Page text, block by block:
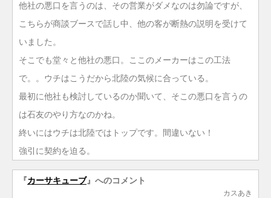
他社の悪口を言うのは、その営業がダメなのは勿論ですが、
こちらが商談ブースで話し中、他の客が断熱の説明を受けて
いました。
そこでも堂々と他社の悪口。ここのメーカーはこの工法
で。。ウチはこうだから北陸の気候に合っている。
最初に他社も検討しているのか聞いて、そこの悪口を言うの
は石友のやり方なのかね。
終いにはウチは北陸ではトップです。間違いない！
強引に契約を迫る。
『カーサキューブ』へのコメント
カスあき